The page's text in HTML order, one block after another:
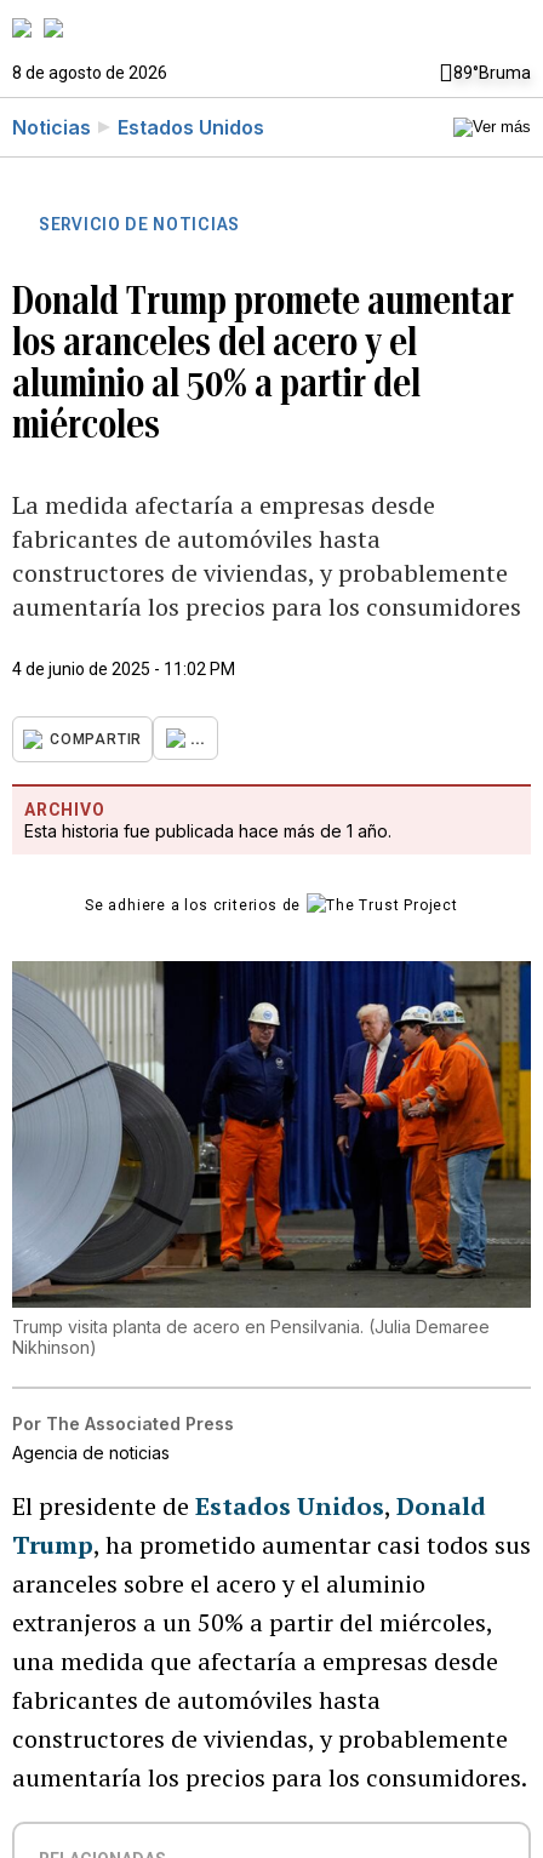
8 de agosto de 2026 89°Bruma
Noticias Estados Unidos
SERVICIO DE NOTICIAS
Donald Trump promete aumentar
los aranceles del acero y el
aluminio al 50% a partir del
miércoles
La medida afectaría a empresas desde
fabricantes de automóviles hasta
constructores de viviendas, y probablemente
aumentaría los precios para los consumidores
4 de junio de 2025 - 11:02 PM
COMPARTIR ...
ARCHIVO
Esta historia fue publicada hace más de 1 año.
Se adhiere a los criterios de
Trump visita planta de acero en Pensilvania. (Julia Demaree
Nikhinson)
Por The Associated Press
Agencia de noticias
El presidente de Estados Unidos, Donald
Trump, ha prometido aumentar casi todos sus
aranceles sobre el acero y el aluminio
extranjeros a un 50% a partir del miércoles,
una medida que afectaría a empresas desde
fabricantes de automóviles hasta
constructores de viviendas, y probablemente
aumentaría los precios para los consumidores.